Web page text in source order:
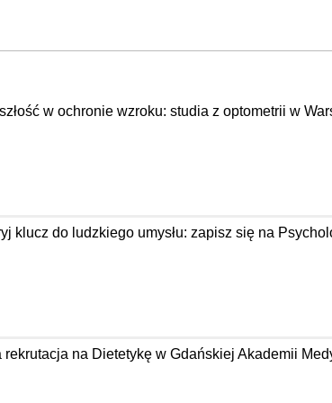
w ochronie wzroku: studia z optometrii w
klucz do ludzkiego umysłu: zapisz się na
rekrutacja na Dietetykę w Gdańskiej Akademii